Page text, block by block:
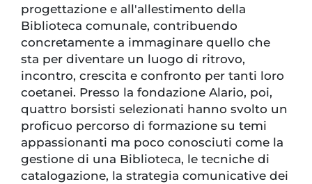
progettazione e all'allestimento della
Biblioteca comunale, contribuendo
concretamente a immaginare quello che
sta per diventare un luogo di ritrovo,
incontro, crescita e confronto per tanti loro
coetanei. Presso la fondazione Alario, poi,
quattro borsisti selezionati hanno svolto un
proficuo percorso di formazione su temi
appassionanti ma poco conosciuti come la
gestione di una Biblioteca, le tecniche di
catalogazione, la strategia comunicative dei